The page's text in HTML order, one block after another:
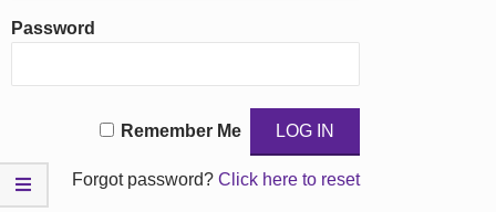
Password
Remember Me
Forgot password? Click here to reset